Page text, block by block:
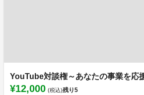
YouTube対談権～あなたの事業を応
¥12,000 (税込)残り5